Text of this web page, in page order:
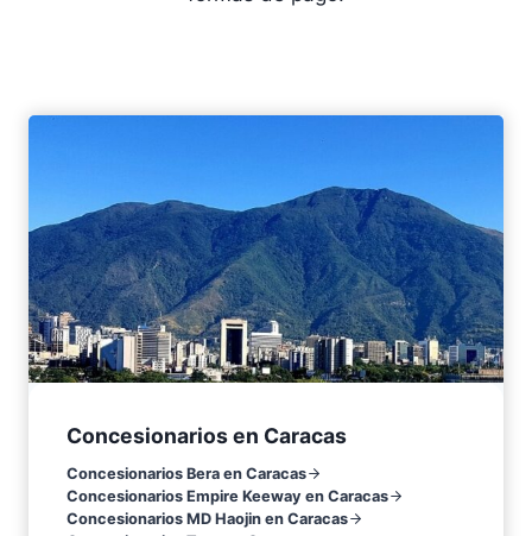
Concesionarios en Caracas
Concesionarios Bera en Caracas
Concesionarios Empire Keeway en Caracas
Concesionarios MD Haojin en Caracas